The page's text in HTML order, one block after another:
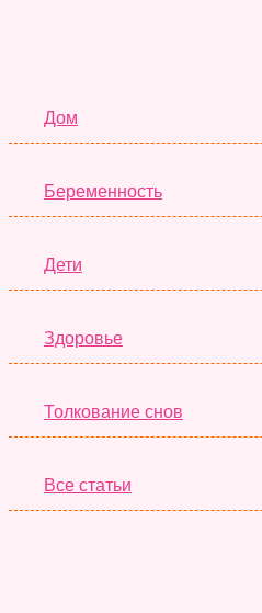
Дом
Беременность
Дети
Здоровье
Толкование снов
Все статьи